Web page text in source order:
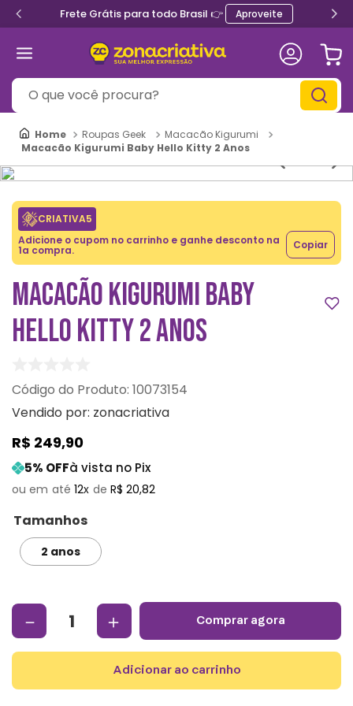
Frete Grátis para todo Brasil 👉 Aproveite
O que você procura?
Roupas Geek
Macacão Kigurumi
Macacão Kigurumi Baby Hello Kitty 2 Anos
CRIATIVA5
Adicione o cupom no carrinho e ganhe desconto na
1a compra. Copiar
MACACÃO KIGURUMI BABY
HELLO KITTY 2 ANOS
: 10073154
Vendido por: zonacriativa
R$ 249,90
5% OFFà vista no Pix
12 R$ 20,82
Tamanhos
2 anos
＋
－ comprar agora
adicionar ao carrinho